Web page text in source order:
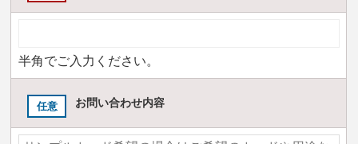
半角でご入力ください。
お問い合わせ内容